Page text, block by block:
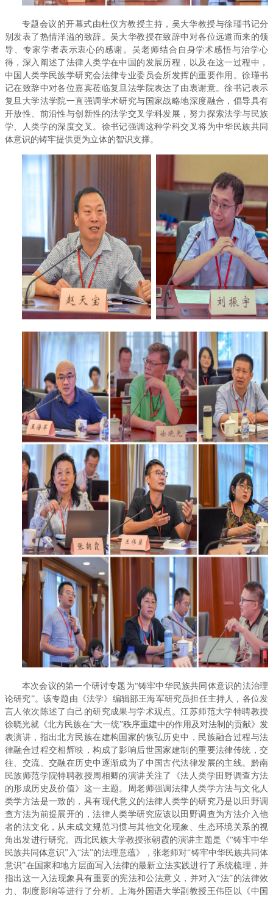
专题会议的开幕式由杜仪方教授主持，吴大华教授与徐瑾书记分
别发表了热情洋溢的致辞。吴大华教授在致辞中对各位远道而来的领
导、专家学者表示衷心的感谢。吴老师结合自身学术感悟与治学心
得，深入阐述了法律人类学在中国的发展历程，以及在这一过程中，
中国人类学民族学研究会法律专业委员会所发挥的重要作用。徐瑾书
记在致辞中对各位嘉宾莅临复旦法学院表达了由衷谢意。徐书记表示
复旦大学法学院一直强调学术研究与国家战略地深度融合，倡导具有
开放性、前沿性与创新性的法学交叉学科发展，努力探索法学与民族
学、人类学的深度交叉。徐书记强调这种学科交叉将为中华民族共同
体意识的铸牢提供更为立体的智识支撑。
本次会议的第一个研讨专题为“铸牢中华民族共同体意识的法治理
论研究”。该专题由《法学》编辑部王海军研究员担任主持人，各位发
言人依次陈述了自己的研究成果与学术观点。江苏师范大学特聘教授
徐晓光就《北方民族在“大一统”秩序重建中的作用及对法制的贡献》发
表演讲，指出北方民族在建构国家的恢弘历史中，民族融合过程与法
律融合过程交相辉映，构成了影响后世国家建制的重要法律传统，交
往、交流、交融在历史中逐渐成为了中国古代法律发展的主线。黔南
民族师范学院特聘教授周相卿的演讲关注了《法人类学田野调查方法
的形成历史及价值》这一主题。周老师强调法律人类学方法与文化人
类学方法是一致的，具有现代意义的法律人类学的研究乃是以田野调
查方法为前提展开的，法律人类学研究应该以田野调查为方法介入他
者的法文化，从未成文规范习惯与其他文化现象、生态环境关系的视
角出发进行研究。西北民族大学教授张朝霞的演讲主题是《“铸牢中华
民族共同体意识”入“法”的法理意蕴》，张老师对“铸牢中华民族共同体
意识”在国家和地方层面写入法律的最新立法实践进行了系统梳理，并
指出这一入法现象具有重要的宪法和公法意义，并对入“法”的法律效
力、制度影响等进行了分析。上海外国语大学副教授王伟臣以《中国